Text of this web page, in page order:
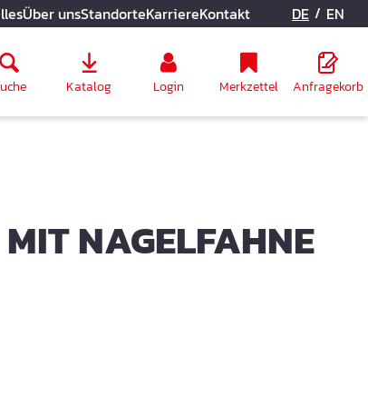
Über unsStandorteKarriereKontakt DE / EN
Katalog Login Merkzettel Anfragekorb
NAGELFAHNE